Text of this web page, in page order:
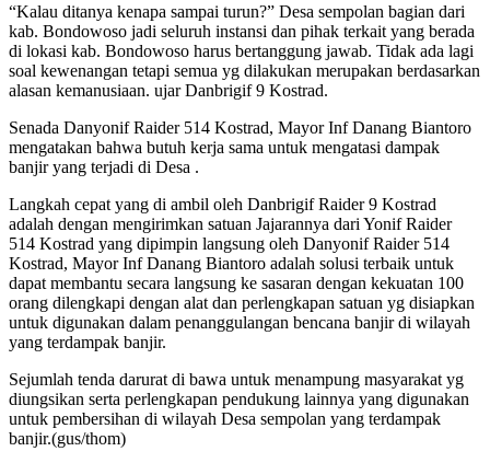
“Kalau ditanya kenapa sampai turun?” Desa sempolan bagian dari
kab. Bondowoso jadi seluruh instansi dan pihak terkait yang berada
di lokasi kab. Bondowoso harus bertanggung jawab. Tidak ada lagi
soal kewenangan tetapi semua yg dilakukan merupakan berdasarkan
alasan kemanusiaan. ujar Danbrigif 9 Kostrad.
Senada Danyonif Raider 514 Kostrad, Mayor Inf Danang Biantoro
mengatakan bahwa butuh kerja sama untuk mengatasi dampak
banjir yang terjadi di Desa .
Langkah cepat yang di ambil oleh Danbrigif Raider 9 Kostrad
adalah dengan mengirimkan satuan Jajarannya dari Yonif Raider
514 Kostrad yang dipimpin langsung oleh Danyonif Raider 514
Kostrad, Mayor Inf Danang Biantoro adalah solusi terbaik untuk
dapat membantu secara langsung ke sasaran dengan kekuatan 100
orang dilengkapi dengan alat dan perlengkapan satuan yg disiapkan
untuk digunakan dalam penanggulangan bencana banjir di wilayah
yang terdampak banjir.
Sejumlah tenda darurat di bawa untuk menampung masyarakat yg
diungsikan serta perlengkapan pendukung lainnya yang digunakan
untuk pembersihan di wilayah Desa sempolan yang terdampak
banjir.(gus/thom)